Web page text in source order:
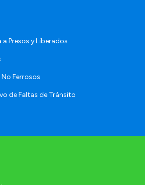
Presos y Liberados
Ferrosos
de Faltas de Tránsito